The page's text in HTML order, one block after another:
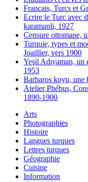
Français, Turcs et
Ecrire le Turc avec
karamanli, 1927
Censure ottomane,
Turquie, types et
Joaillier, vers 1900
Yeşil Adıyaman, un
1953
Barbaros koyu, une
Atelier Phébus,
1890-1900
Arts
Photographies
Histoire
Langues turques
Lettres turques
Géographie
Cuisine
Information